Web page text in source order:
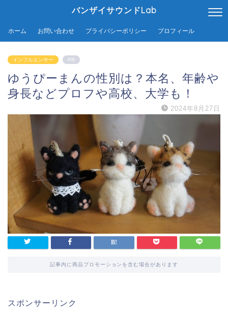
バンザイサウンドLab
ホーム お問い合わせ プライバシーポリシー プロフィール
インフルエンサー PR
ゆうぴーまんの性別は？本名、年齢や
身長などプロフや高校、大学も！
2024年8月27日
記事内に商品プロモーションを含む場合があります
スポンサーリンク